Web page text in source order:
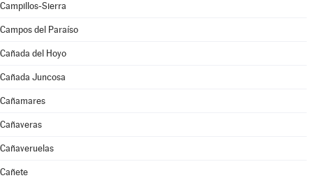
Campillos-Sierra
Campos del Paraíso
Cañada del Hoyo
Cañada Juncosa
Cañamares
Cañaveras
Cañaveruelas
Cañete